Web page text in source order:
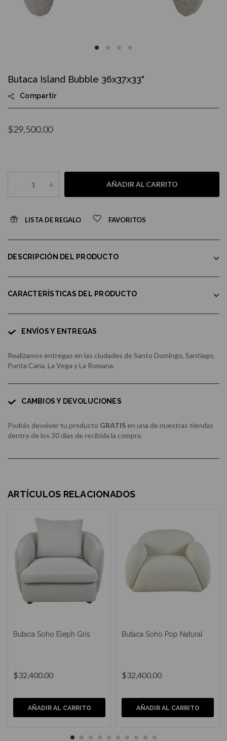
the
of
the
gallery
Butaca Island Bubble 36x37x33"
Compartir
$29,500.00
- + AÑADIR AL CARRITO
LISTA DE REGALO FAVORITOS
DESCRIPCIÓN DEL PRODUCTO
CARACTERÍSTICAS DEL PRODUCTO
ENVÍOS Y ENTREGAS
Realizamos entregas en las ciudades de Santo Domingo, Santiago,
Punta Cana, La Vega y La Romana.
CAMBIOS Y DEVOLUCIONES
Podrás devolver tu producto GRATIS en una de nuestras tiendas
dentro de los 30 días de recibida la compra.
ARTÍCULOS RELACIONADOS
Butaca Soho Eleph Gris
$32,400.00
AÑADIR AL CARRITO
Butaca Soho Pop Natural
$32,400.00
AÑADIR AL CARRITO